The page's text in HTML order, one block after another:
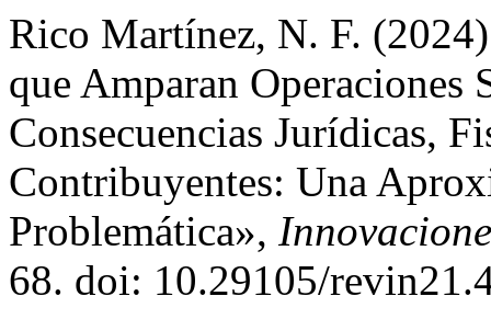
Rico Martínez, N. F.
que Amparan Operaciones
Consecuencias Jurídicas,
Contribuyentes: Una
Problemática»,
68. doi: 10.29105/